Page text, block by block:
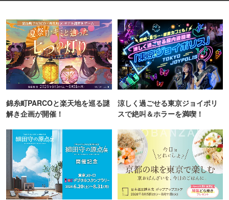
錦糸町PARCOと楽天地を巡る謎
解き企画が開催！
涼しく過ごせる東京ジョイポリ
スで絶叫＆ホラーを満喫！